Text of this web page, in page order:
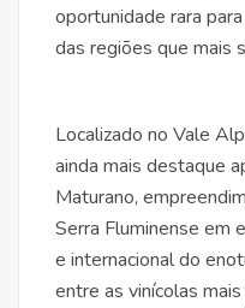
oportunidade rara
das regiões que mais
Localizado no Vale
ainda mais destaque
Maturano,
Serra Fluminense em
e internacional do
entre as vinícolas